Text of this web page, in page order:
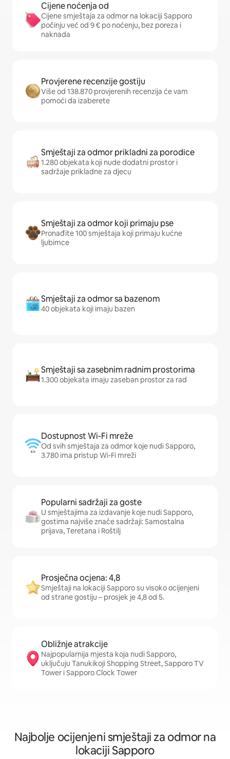
Cijene noćenja od
Cijene smještaja za odmor na lokaciji Sapporo
počinju već od 9 € po noćenju, bez poreza i
naknada
Provjerene recenzije gostiju
Više od 138.870 provjerenih recenzija će vam
pomoći da izaberete
Smještaji za odmor prikladni za porodice
1.280 objekata koji nude dodatni prostor i
sadržaje prikladne za djecu
Smještaji za odmor koji primaju pse
Pronađite 100 smještaja koji primaju kućne
ljubimce
Smještaji za odmor sa bazenom
40 objekata koji imaju bazen
Smještaji sa zasebnim radnim prostorima
1.300 objekata imaju zaseban prostor za rad
Dostupnost Wi-Fi mreže
Od svih smještaja za odmor koje nudi Sapporo,
3.780 ima pristup Wi-Fi mreži
Popularni sadržaji za goste
U smještajima za izdavanje koje nudi Sapporo,
gostima najviše znače sadržaji: Samostalna
prijava, Teretana i Roštilj
Prosječna ocjena: 4,8
Smještaji na lokaciji Sapporo su visoko ocijenjeni
od strane gostiju – prosjek je 4,8 od 5.
Obližnje atrakcije
Najpopularnija mjesta koja nudi Sapporo,
uključuju Tanukikoji Shopping Street, Sapporo TV
Tower i Sapporo Clock Tower
Najbolje ocijenjeni smještaji za odmor na
lokaciji Sapporo